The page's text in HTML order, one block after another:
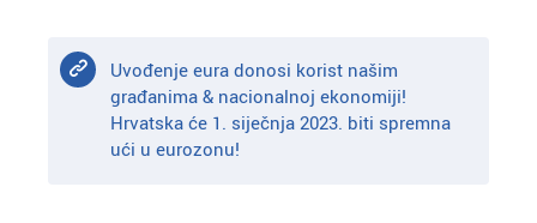
Uvođenje eura donosi korist našim
građanima & nacionalnoj ekonomiji!
Hrvatska će 1. siječnja 2023. biti spremna
ući u eurozonu!